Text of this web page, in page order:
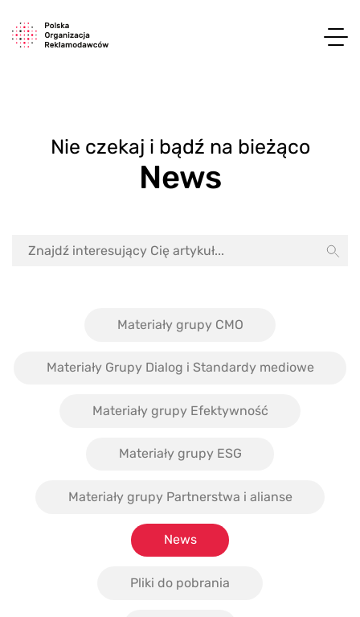
Nie czekaj i bądź na bieżąco
News
Materiały grupy CMO
Materiały Grupy Dialog i Standardy mediowe
Materiały grupy Efektywność
Materiały grupy ESG
Materiały grupy Partnerstwa i alianse
News
Pliki do pobrania